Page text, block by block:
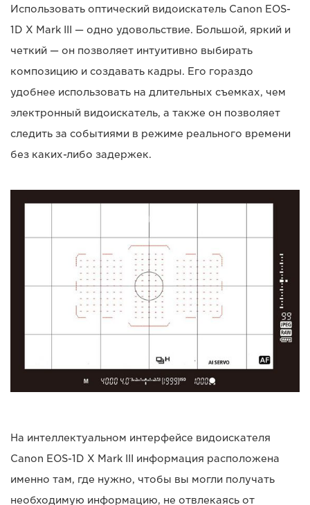
Использовать оптический видоискатель Canon EOS-
1D X Mark III — одно удовольствие. Большой, яркий и
четкий — он позволяет интуитивно выбирать
композицию и создавать кадры. Его гораздо
удобнее использовать на длительных съемках, чем
электронный видоискатель, а также он позволяет
следить за событиями в режиме реального времени
без каких-либо задержек.
На интеллектуальном интерфейсе видоискателя
Canon EOS-1D X Mark III информация расположена
именно там, где нужно, чтобы вы могли получать
необходимую информацию, не отвлекаясь от